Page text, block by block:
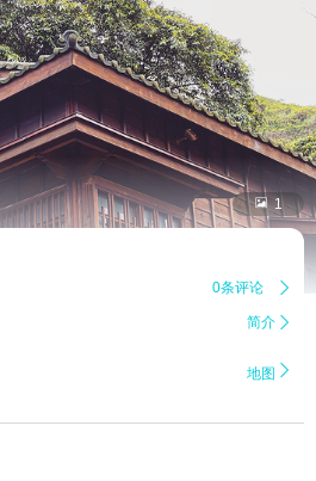
 1
0条评论 
简介 
地图 